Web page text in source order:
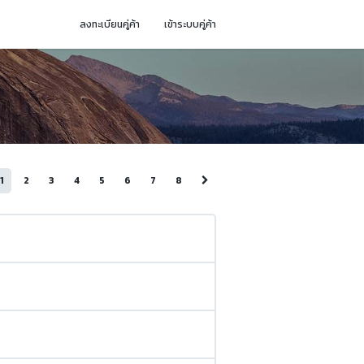
ลงทะเบียนคู่ค้า เข้าระบบคู่ค้า
1 2 3 4 5 6 7 8